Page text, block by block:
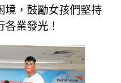
境，鼓勵女孩們堅持
業發光！